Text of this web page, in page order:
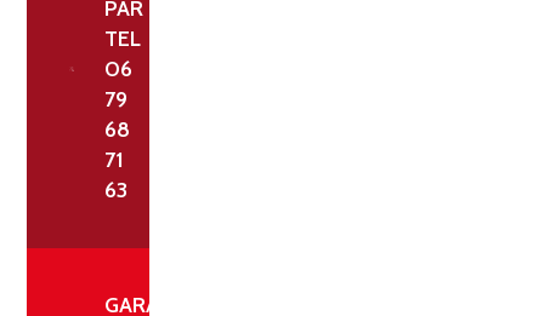
PAR
TEL
06
79
68
71
63
GARANTIE